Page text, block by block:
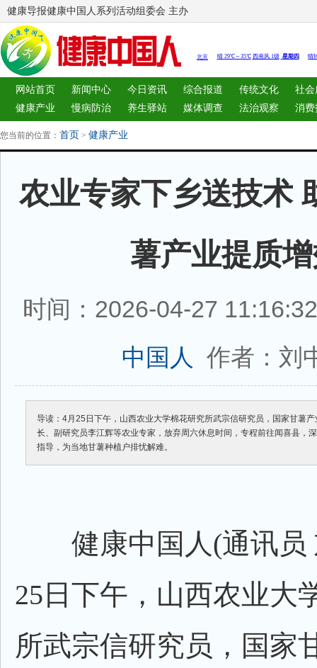
健康导报健康中国人系列活动组委会 主办
网站首页 新闻中心 今日资讯 综合报道 传统文化
社会
健康产业
慢病防治 养生驿站 媒体调查 法治观察
消费
您当前的位置： 首页 > 健康产业
农业专家下乡送技术
薯产业提质
时间：2026-04-27
中国人 作者：刘
导读：4月25日下午，山西农业大学棉花研究所武宗信研究员，国家甘薯
长、副研究员李江辉等农业专家，放弃周六休息时间，专程前往闻喜县，
指导，为当地甘薯种植户排忧解难。
健康中国人(通讯员
25日下午，山西农业大
所武宗信研究员，国家